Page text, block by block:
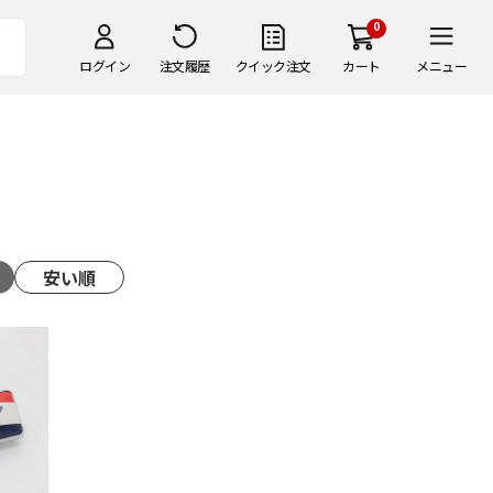
ログイン 注文履歴 クイック注文
0
カート メニュー
安い順